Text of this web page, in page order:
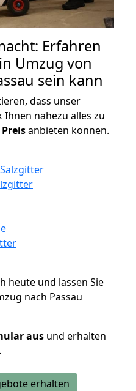
Erfahren
Umzug von
sein kann
dass unser
nahezu alles zu
Preisanbieten können.
heute und lassen Sie
nach Passau
aus und erhalten
erhalten